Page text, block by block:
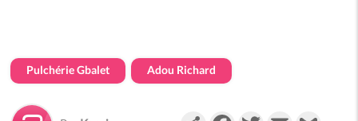
Pulchérie Gbalet Adou Richard
PartagerFacebookTwitterEmail